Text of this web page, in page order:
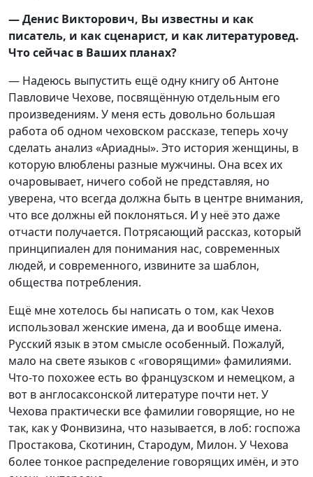
— Денис Викторович, Вы известны и как
писатель, и как сценарист, и как литературовед.
Что сейчас в Ваших планах?
— Надеюсь выпустить ещё одну книгу об Антоне
Павловиче Чехове, посвящённую отдельным его
произведениям. У меня есть довольно большая
работа об одном чеховском рассказе, теперь хочу
сделать анализ «Ариадны». Это история женщины, в
которую влюблены разные мужчины. Она всех их
очаровывает, ничего собой не представляя, но
уверена, что всегда должна быть в центре внимания,
что все должны ей поклоняться. И у неё это даже
отчасти получается. Потрясающий рассказ, который
принципиален для понимания нас, современных
людей, и современного, извините за шаблон,
общества потребления.
Ещё мне хотелось бы написать о том, как Чехов
использовал женские имена, да и вообще имена.
Русский язык в этом смысле особенный. Пожалуй,
мало на свете языков с «говорящими» фамилиями.
Что-то похожее есть во французском и немецком, а
вот в англосаксонской литературе почти нет. У
Чехова практически все фамилии говорящие, но не
так, как у Фонвизина, что называется, в лоб: госпожа
Простакова, Скотинин, Стародум, Милон. У Чехова
более тонкое распределение говорящих имён, и это